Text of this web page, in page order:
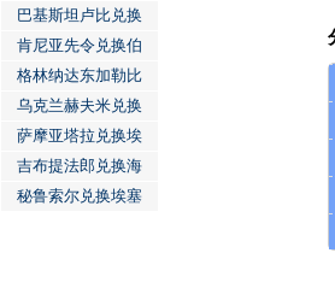
巴基斯坦卢比兑换
肯尼亚先令兑换伯
格林纳达东加勒比
乌克兰赫夫米兑换
萨摩亚塔拉兑换埃
吉布提法郎兑换海
秘鲁索尔兑换埃塞